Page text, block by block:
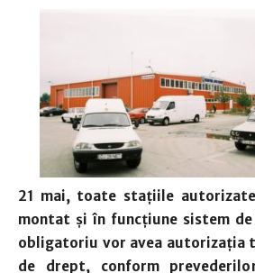
21 mai, toate staţiile
montat şi în funcţiune sistem
obligatoriu vor avea autorizaţia
de drept, conform